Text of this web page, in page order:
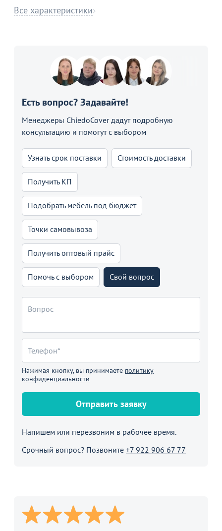
Все характеристики
Есть вопрос? Задавайте!
Менеджеры ChiedoCover дадут подробную
консультацию и помогут с выбором
Узнать срок поставки Стоимость доставки
Получить КП
Подобрать мебель под бюджет
Точки самовывоза
Получить оптовый прайс
Помочь с выбором Свой вопрос
Нажимая кнопку, вы принимаете политику
конфиденциальности
Отправить заявку
Напишем или перезвоним в рабочее время.
Срочный вопрос? Позвоните +7 922 906 67 77